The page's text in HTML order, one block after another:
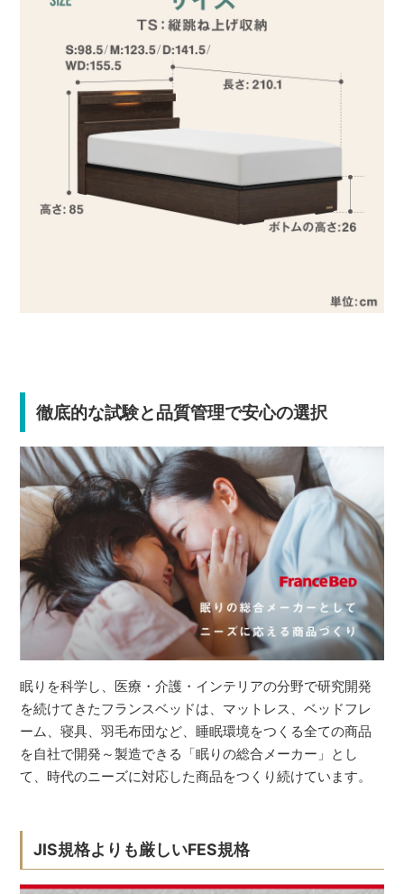
徹底的な試験と品質管理で安心の選択
眠りを科学し、医療・介護・インテリアの分野で研究開発
を続けてきたフランスベッドは、マットレス、ベッドフレ
ーム、寝具、羽毛布団など、睡眠環境をつくる全ての商品
を自社で開発～製造できる「眠りの総合メーカー」とし
て、時代のニーズに対応した商品をつくり続けています。
JIS規格よりも厳しいFES規格